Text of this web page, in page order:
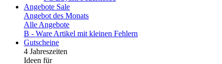
Angebote Sale
Angebot des Monats
Alle Angebote
B - Ware Artikel mit kleinen Fehlern
Gutscheine
4 Jahreszeiten
Ideen für